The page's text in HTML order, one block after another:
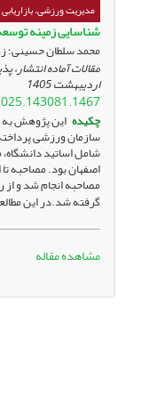
مدیریت ورزشی، بازاریابی
شناسایی زمینه
محمد سلطان حسینی؛
مقالات آماده انتشار،
اردیبهشت 1405
چکیده این پژوهش
سازمان ورزشی
شامل اساتید
مصاحبه انجام شد و
گرفته شد.در این
مشاهده مقاله